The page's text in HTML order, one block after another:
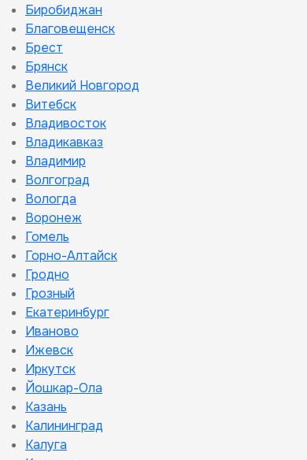
Биробиджан
Благовещенск
Брест
Брянск
Великий Новгород
Витебск
Владивосток
Владикавказ
Владимир
Волгоград
Вологда
Воронеж
Гомель
Горно-Алтайск
Гродно
Грозный
Екатеринбург
Иваново
Ижевск
Иркутск
Йошкар-Ола
Казань
Калининград
Калуга